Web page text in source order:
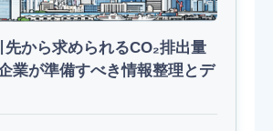
先から求められるCO₂排出量
業が準備すべき情報整理とデ